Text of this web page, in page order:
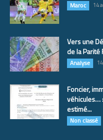
Maroc 14
Vers une
de la Parité
Analyse
Foncier,
véhicules…
estimé...
Non classé